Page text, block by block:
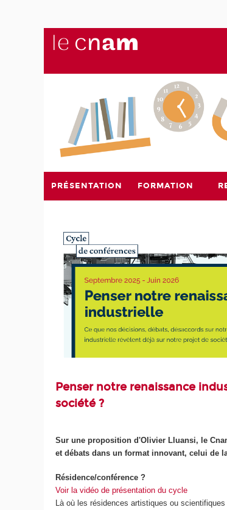
PRÉSENTATION FORMATION
Penser notre renaissance
société ?
Sur une proposition d'Olivier Lluansi, le
et débats dans un format innovant, celui de
Résidence/conférence ?
Voir la vidéo de présentation du cycle
Là où les résidences artistiques ou